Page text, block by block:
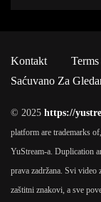
Kontakt
Saćuvano Za
© 2025 https://
platform are trademarks
YuStream-a. Duplication
prava zadržana. Svi
zaštitni znakovi, a sve